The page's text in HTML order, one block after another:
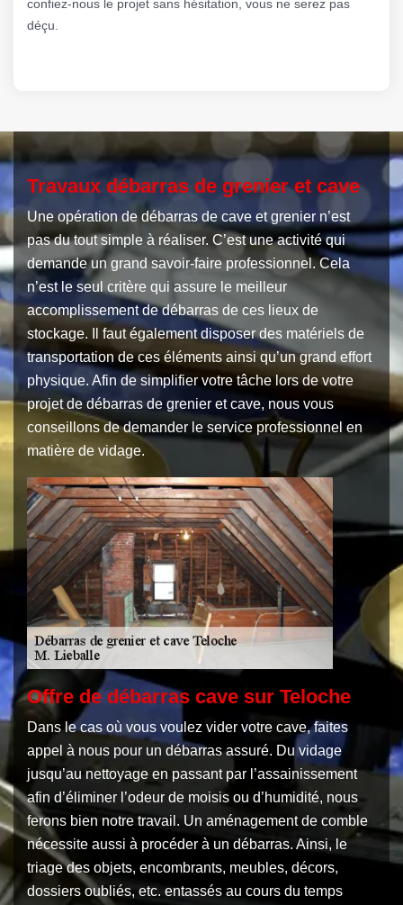
confiez-nous le projet sans hésitation, vous ne serez pas
déçu.
Travaux débarras de grenier et cave
Une opération de débarras de cave et grenier n’est
pas du tout simple à réaliser. C’est une activité qui
demande un grand savoir-faire professionnel. Cela
n’est le seul critère qui assure le meilleur
accomplissement de débarras de ces lieux de
stockage. Il faut également disposer des matériels de
transportation de ces éléments ainsi qu’un grand effort
physique. Afin de simplifier votre tâche lors de votre
projet de débarras de grenier et cave, nous vous
conseillons de demander le service professionnel en
matière de vidage.
Offre de débarras cave sur Teloche
Dans le cas où vous voulez vider votre cave, faites
appel à nous pour un débarras assuré. Du vidage
jusqu’au nettoyage en passant par l’assainissement
afin d’éliminer l’odeur de moisis ou d’humidité, nous
ferons bien notre travail. Un aménagement de comble
nécessite aussi à procéder à un débarras. Ainsi, le
triage des objets, encombrants, meubles, décors,
dossiers oubliés, etc. entassés au cours du temps